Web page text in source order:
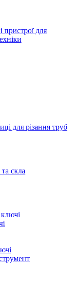
пристрої для
для різання труб
скла